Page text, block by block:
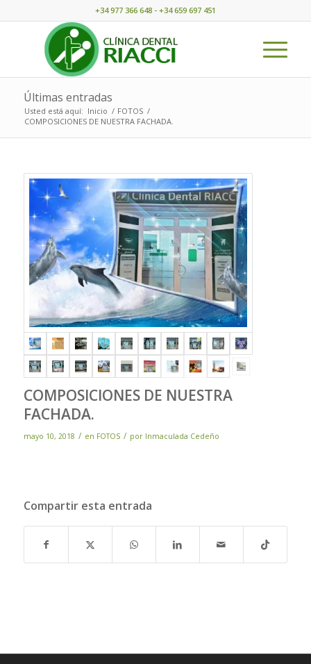
+34 977 366 648 - +34 659 697 451
Últimas entradas
Usted está aquí: Inicio / FOTOS /
COMPOSICIONES DE NUESTRA FACHADA.
COMPOSICIONES DE NUESTRA
FACHADA.
mayo 10, 2018 / en FOTOS / por Inmaculada Cedeño
Compartir esta entrada